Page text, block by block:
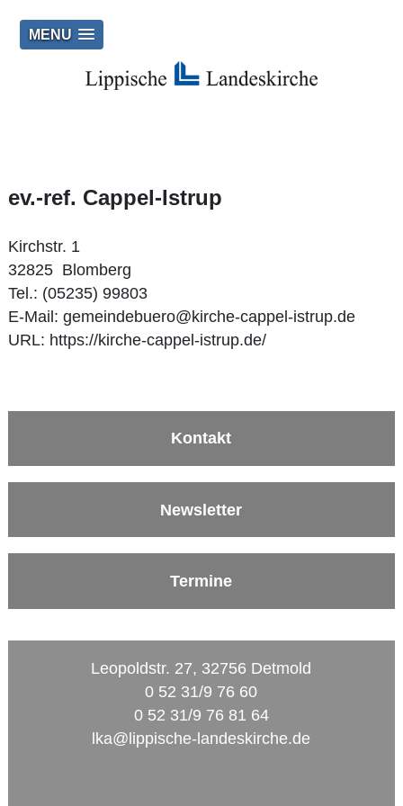
MENU
ev.-ref. Cappel-Istrup
Kirchstr. 1
32825 Blomberg
Tel.: (05235) 99803
E‑Mail: gemeindebuero@kirche-cappel-istrup.de
URL: https://kirche-cappel-istrup.de/
Kontakt
Newsletter
Termine
Leopoldstr. 27, 32756 Detmold
0 52 31/9 76 60
0 52 31/9 76 81 64
lka@lippische-landeskirche.de